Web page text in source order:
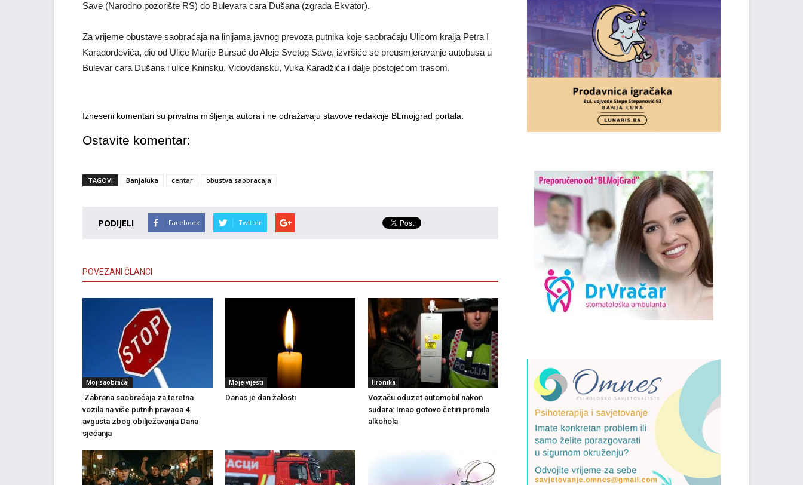
Save (Narodno pozorište RS) do Bulevara cara Dušana (zgrada Ekvator).
Za vrijeme obustave saobraćaja na linijama javnog prevoza putnika koje saobraćaju Ulicom kralja Petra I
Karađorđevića, dio od Ulice Marije Bursać do Aleje Svetog Save, izvršiće se preusmjeravanje autobusa u
Bulevar cara Dušana i ulice Kninsku, Vidovdansku, Vuka Karadžića i dalje postojećom trasom.
Izneseni komentari su privatna mišljenja autora i ne odražavaju stavove redakcije BLmojgrad portala.
Ostavite komentar:
TAGOVI Banjaluka centar obustva saobracaja
PODIJELI Facebook Twitter
POVEZANI ČLANCI
Moj saobraćaj
Zabrana saobraćaja za teretna
vozila na više putnih pravaca 4.
avgusta zbog obilježavanja Dana
sjećanja
Moje vijesti
Danas je dan žalosti
Hronika
Vozaču oduzet automobil nakon
sudara: Imao gotovo četiri promila
alkohola